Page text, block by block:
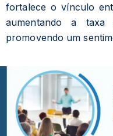
fortalece o vínculo
aumentando a
promovendo um